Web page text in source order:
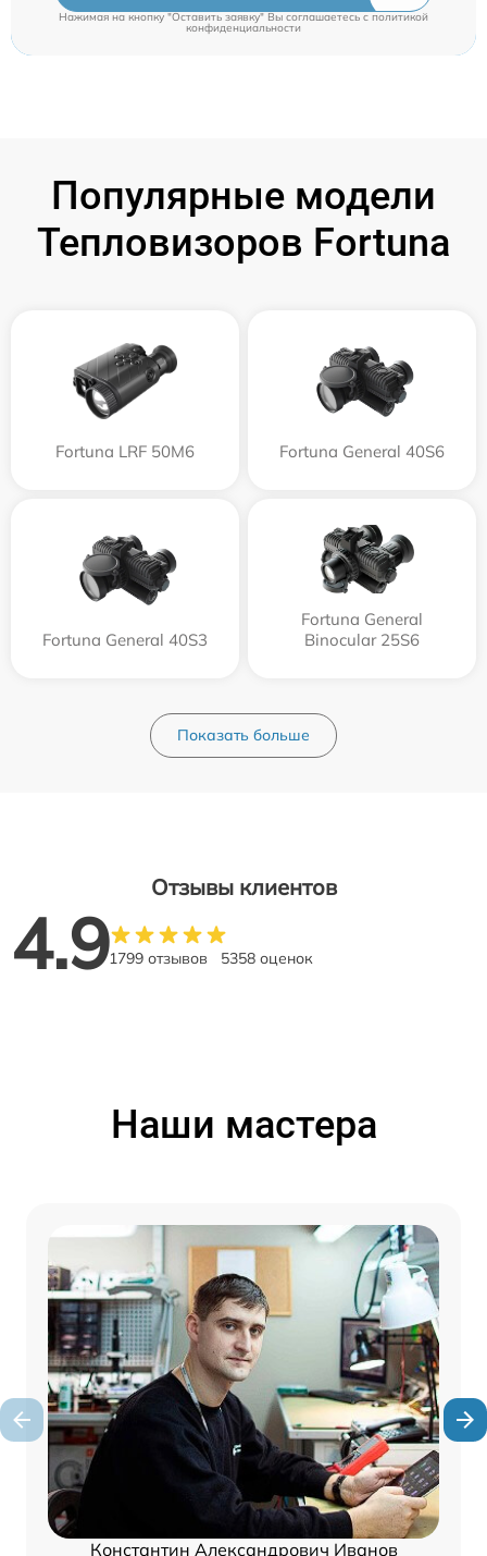
Нажимая на кнопку "Оставить заявку" Вы соглашаетесь cполитикой
конфиденциальности
Популярные модели
Тепловизоров Fortuna
Fortuna LRF 50M6 Fortuna General 40S6
Fortuna General 40S3
Fortuna General
Binocular 25S6
Показать больше
Отзывы клиентов
4.91799 отзывов 5358 оценок
Наши мастера
Константин Александрович Иванов